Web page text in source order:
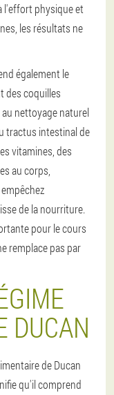
l'effort physique et
les résultats ne
également le
des coquilles
nettoyage naturel
tractus intestinal de
vitamines, des
au corps,
de la nourriture.
pour le cours
remplace pas par
DUCAN
de Ducan
qu'il comprend